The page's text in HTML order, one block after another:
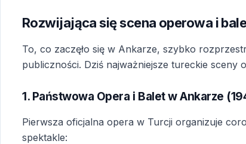
Rozwijająca się scena operowa i
To, co zaczęło się w Ankarze, szybko
publiczności. Dziś najważniejsze tureckie sceny
1. Państwowa Opera i Balet w Ankarze
Pierwsza oficjalna opera w Turcji organizuje
spektakle: